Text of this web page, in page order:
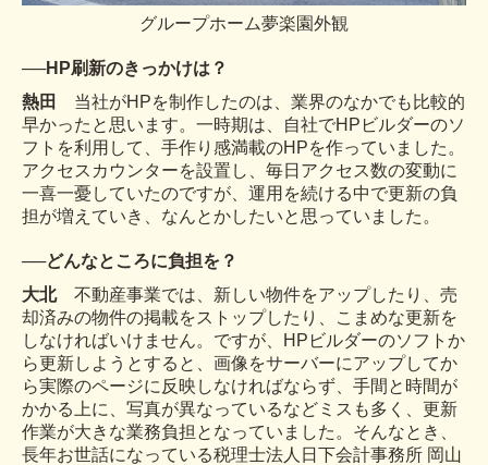
グループホーム夢楽園外観
──HP刷新のきっかけは？
熱田
当社がHPを制作したのは、業界のなかでも比較的
早かったと思います。一時期は、自社でHPビルダーのソ
フトを利用して、手作り感満載のHPを作っていました。
アクセスカウンターを設置し、毎日アクセス数の変動に
一喜一憂していたのですが、運用を続ける中で更新の負
担が増えていき、なんとかしたいと思っていました。
──どんなところに負担を？
大北不動産事業では、新しい物件をアップしたり、売
却済みの物件の掲載をストップしたり、こまめな更新を
しなければいけません。ですが、HPビルダーのソフトか
ら更新しようとすると、画像をサーバーにアップしてか
ら実際のページに反映しなければならず、手間と時間が
かかる上に、写真が異なっているなどミスも多く、更新
作業が大きな業務負担となっていました。そんなとき、
長年お世話になっている税理士法人日下会計事務所 岡山